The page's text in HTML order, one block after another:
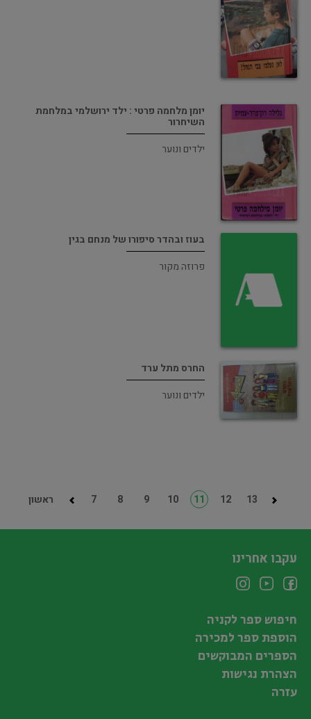
יומן מלחמה פרטי : ילד ירושלמי במלחמת
השיחרור
ילדים ונוער
בעוז ובהדר סיפורו של מנחם בגין
פרוזה מקור
החרס מתל ערד
ילדים ונוער
ראשון 7 8 9 10 11 12 13
עקבו אחרינו
חיפוש ספר לקניה
הוספת ספר למכירה
הספרים המבוקשים
הצהרת נגישות
עזרה